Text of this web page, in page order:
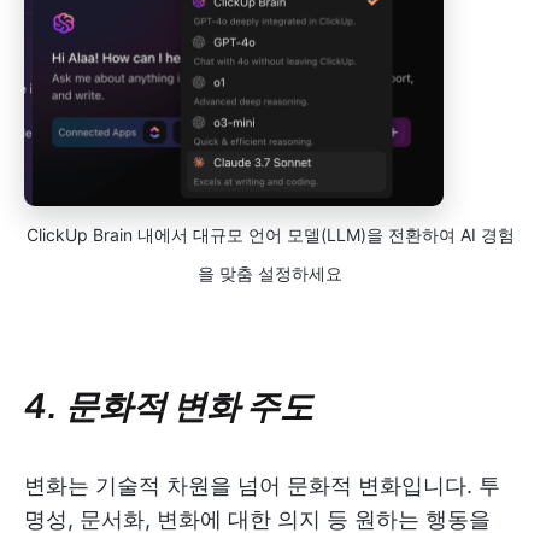
ClickUp Brain 내에서 대규모 언어 모델(LLM)을 전환하여 AI 경험
을 맞춤 설정하세요
4. 문화적 변화 주도
변화는 기술적 차원을 넘어 문화적 변화입니다. 투
명성, 문서화, 변화에 대한 의지 등 원하는 행동을